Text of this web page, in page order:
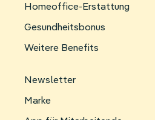
Homeoffice-Erstattung
Gesundheitsbonus
Weitere Benefits
Newsletter
Marke